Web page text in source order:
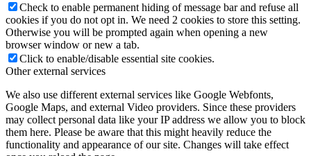
Check to enable permanent hiding of message bar and refuse all
cookies if you do not opt in. We need 2 cookies to store this setting.
Otherwise you will be prompted again when opening a new
browser window or new a tab.
Click to enable/disable essential site cookies.
Other external services
We also use different external services like Google Webfonts,
Google Maps, and external Video providers. Since these providers
may collect personal data like your IP address we allow you to block
them here. Please be aware that this might heavily reduce the
functionality and appearance of our site. Changes will take effect